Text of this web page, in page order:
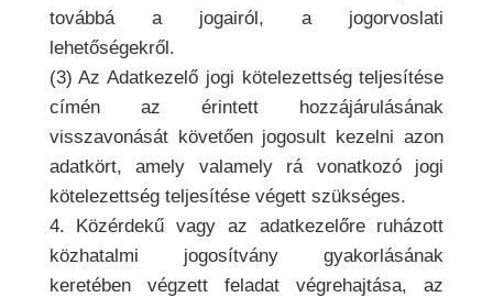
továbbá a jogairól, a jogorvoslati
lehetőségekről.
(3) Az Adatkezelő jogi kötelezettség teljesítése
címén az érintett hozzájárulásának
visszavonását követően jogosult kezelni azon
adatkört, amely valamely rá vonatkozó jogi
kötelezettség teljesítése végett szükséges.
4. Közérdekű vagy az adatkezelőre ruházott
közhatalmi jogosítvány gyakorlásának
keretében végzett feladat végrehajtása, az